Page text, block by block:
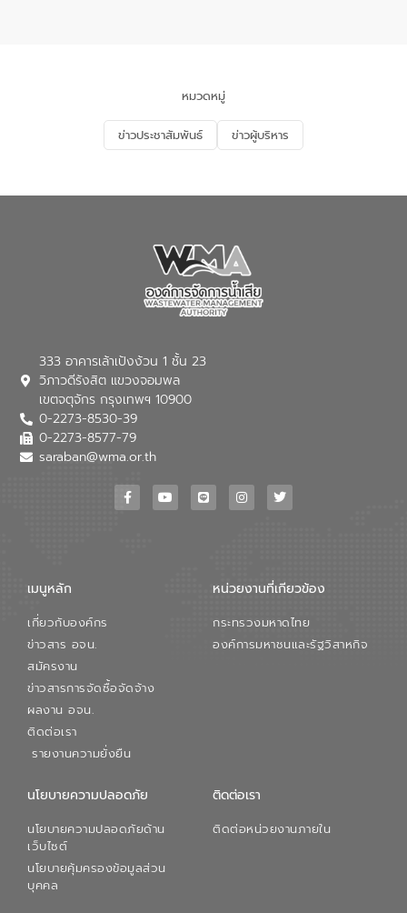
จัดการน้ำเสียและสร้างจิตสำนึกในการ
อนุรักษ์สิ่งแวดล้อม ในหัวข้อ “น้ำเสียชุมชน
และการบำบัดน้ำเสียเบื้องต้น” โดยให้ความรู้
เกี่ยวกับสาเหตุและผลกระทบของน้ำเสีย
ณ เทศบาลตำบลบางเลน จังหวัดนครปฐม
หมวดหมู่
ข่าวประชาสัมพันธ์ ข่าวผู้บริหาร
333 อาคารเล้าเป้งง้วน 1 ชั้น 23
วิภาวดีรังสิต แขวงจอมพล
เขตจตุจักร กรุงเทพฯ 10900
0-2273-8530-39
0-2273-8577-79
saraban@wma.or.th
เมนูหลัก
เกี่ยวกับองค์กร
ข่าวสาร อจน.
สมัครงาน
ข่าวสารการจัดซื้อจัดจ้าง
ผลงาน อจน.
ติดต่อเรา
รายงานความยั่งยืน
หน่วยงานที่เกียวข้อง
กระทรวงมหาดไทย
องค์การมหาชนและรัฐวิสาหกิจ
นโยบายความปลอดภัย
นโยบายความปลอดภัยด้าน
เว็บไซต์
นโยบายคุ้มครองข้อมูลส่วน
บุคคล
ติดต่อเรา
ติดต่อหน่วยงานภายใน